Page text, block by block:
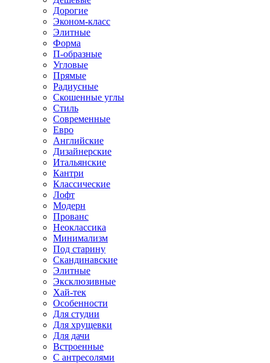
Дорогие
Эконом-класс
Элитные
Форма
П-образные
Угловые
Прямые
Радиусные
Скошенные углы
Стиль
Современные
Евро
Английские
Дизайнерские
Итальянские
Кантри
Классические
Лофт
Модерн
Прованс
Неоклассика
Минимализм
Под старину
Скандинавские
Элитные
Эксклюзивные
Хай-тек
Особенности
Для студии
Для хрущевки
Для дачи
Встроенные
С антресолями